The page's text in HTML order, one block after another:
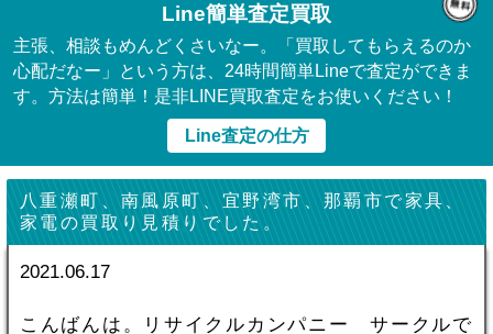
Line簡単査定買取
主張、相談もめんどくさいなー。「買取してもらえるのか
心配だなー」という方は、24時間簡単Lineで査定ができま
す。方法は簡単！是非LINE買取査定をお使いください！
Line査定の仕方
八重瀬町、南風原町、宜野湾市、那覇市で家具、
家電の買取り見積りでした。
2021.06.17
こんばんは。リサイクルカンパニー サークルで